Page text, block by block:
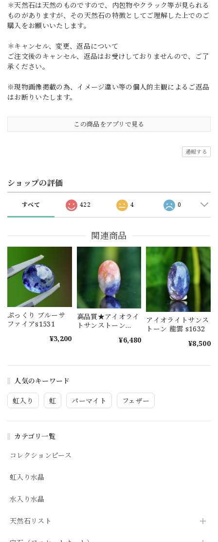
人気のキーワード
虹入り 虹 パーマイト フェザー
カテゴリ一覧
コレクションピース
虹入り水晶
水入り水晶
天然石リスト
＊天然石は天然のものですので、内包物やクラック等が見られる
ものがありますが、その天然石の特徴としてご理解した上でのご
購入をお願いいたします。
＊キャンセル、変更、返品について
ご注文後のキャンセル、返品はお受けしておりませんので、ご了
承ください。
※現物画像掲載の為、イメージ違い等の個人的主観によるご返品
はお断りいたします。
この商品をアプリで見る
通報する
ショップの評価
すべて 422 4 0
関連商品
ぷっくり ブルーサ
ファイアs1531
¥3,200
高品質★アイオライ
トサンストーン
¥6,480
アイオライトサンス
トーン 龍雲 s1632
¥8,500